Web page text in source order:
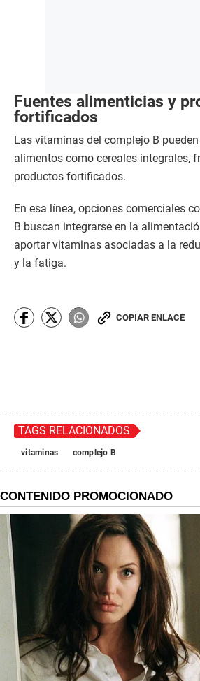
Fuentes alimenticias y
fortificados
Las vitaminas del complejo B
alimentos como cereales integrales,
productos fortificados.
En esa línea, opciones comerciales
B buscan integrarse en la
aportar vitaminas asociadas a la
y la fatiga.
COPIAR ENLACE
TAGS RELACIONADOS
vitaminas complejo B